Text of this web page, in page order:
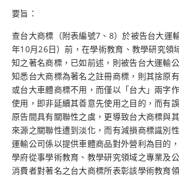
要旨：
查台大商標（附表編號7、8）於被告台大運
年10月26日）前，在學術教育、教學研究領
知之著名商標，已如前述，則被告台大運輸
知悉台大商標為著名之註冊商標，則其捨原有
或台大車體商標不用，而僅以「台大」兩字
使用，即非延續其善意先使用之目的，而有
原告間具有關聯性之虞，更導致台大商標與
來源之關聯性遭到淡化，而有減損商標識別
運輸公司係以提供車體商品對外營利為目的
學府從事學術教育、教學研究領域之專業及
消費者對著名之台大商標所表彰該學術教育